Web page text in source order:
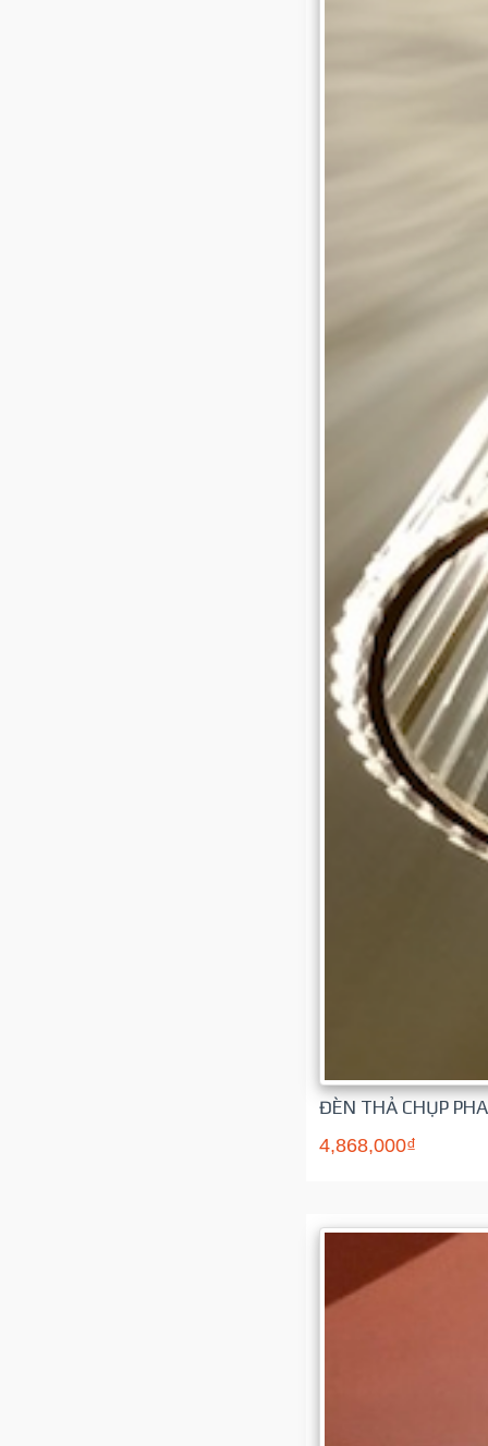
ĐÈN THẢ CHỤP
4,868,000₫